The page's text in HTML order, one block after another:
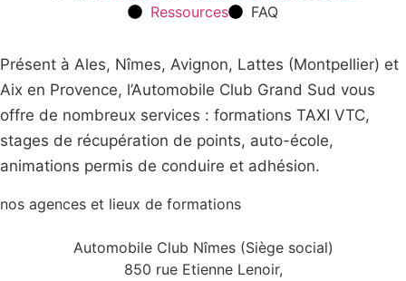
Ressources
FAQ
Présent à Ales, Nîmes, Avignon, Lattes (Montpellier) et
Aix en Provence, l’Automobile Club Grand Sud vous
offre de nombreux services : formations TAXI VTC,
stages de récupération de points, auto-école,
animations permis de conduire et adhésion.
nos agences et lieux de formations
Automobile Club Nîmes (Siège social)
850 rue Etienne Lenoir,